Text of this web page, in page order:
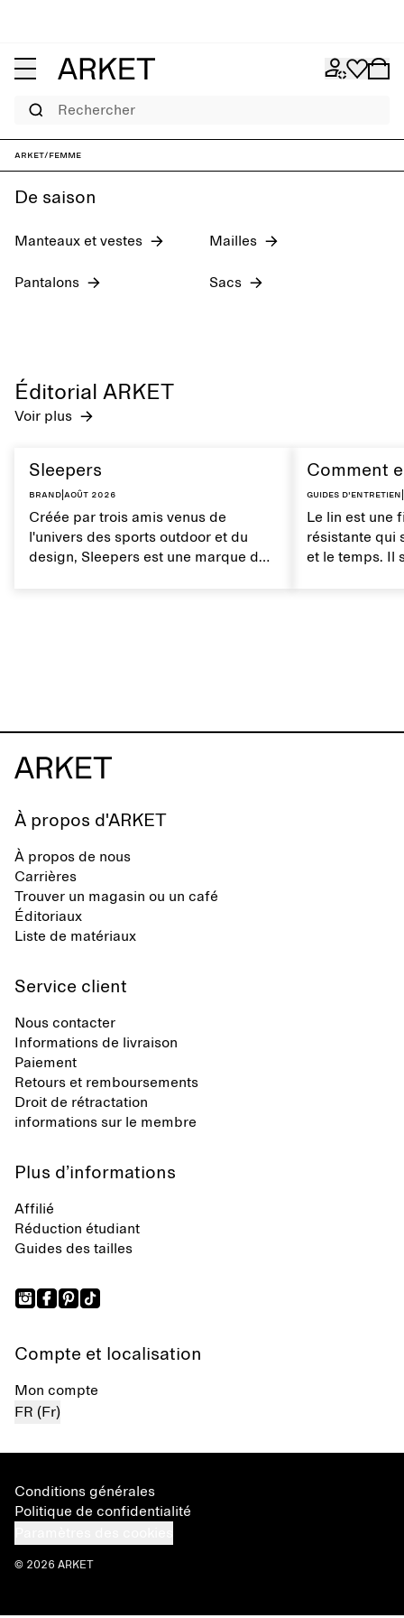
Rechercher
ARKET/Femme
De saison
Manteaux et vestes Mailles
Pantalons Sacs
Éditorial ARKET
Voir plus
Sleepers
Brand août 2026
Créée par trois amis venus de
l'univers des sports outdoor et du
design, Sleepers est une marque de
d'utilisation dans différents
contextes.
Comment
Guides d'entretien
Le lin est une
résistante qui
et le temps. Il
À propos d'ARKET
À propos de nous
Carrières
Trouver un magasin ou un café
Éditoriaux
Liste de matériaux
Service client
Nous contacter
Informations de livraison
Paiement
Retours et remboursements
Droit de rétractation
informations sur le membre
Plus d’informations
Affilié
Réduction étudiant
Guides des tailles
Compte et localisation
Mon compte
FR (Fr)
Conditions générales
Politique de confidentialité
© 2026 ARKET